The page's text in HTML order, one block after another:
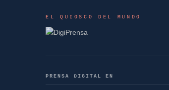
EL QUIOSCO DEL MUNDO
PRENSA DIGITAL EN